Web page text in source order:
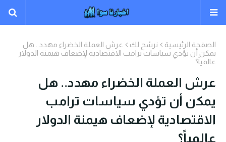
الصفحة الرئيسية نرشح لك
عرش العملة الخضراء مهدد.. هل
يمكن أن تؤدي سياسات ترامب الاقتصادية لإضعاف هيمنة الدولار
عالمياً؟
عرش العملة الخضراء مهدد.. هل
يمكن أن تؤدي سياسات ترامب
الاقتصادية لإضعاف هيمنة الدولار
عالمياً؟